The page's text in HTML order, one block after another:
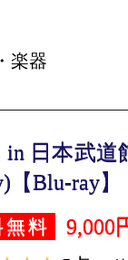
楽器
in 日本武道
【Blu-ray】
無料 9,000